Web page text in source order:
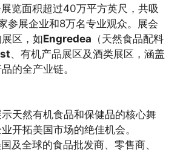
展览面积超过40万平方英尺，共吸
参展企业和8万名专业观众。展会
区，如Engredea （天然食品配料
、有机产品展区及酒类展区，涵盖
的全产业链。
天然有机食品和保健品的核心舞
开拓美国市场的绝佳机会。
及全球的食品批发商、零售商、